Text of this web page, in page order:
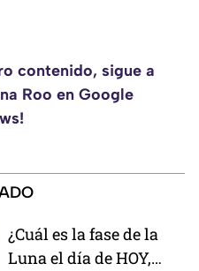
contenido, sigue a
Roo en Google
¿Cuál es la fase de la
Luna el día de HOY,